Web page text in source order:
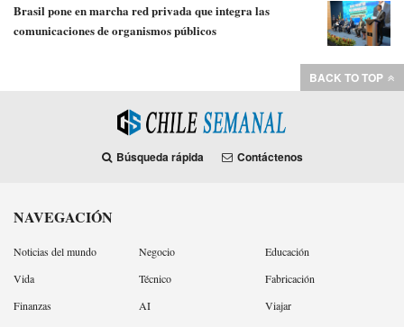
Brasil pone en marcha red privada que integra las
comunicaciones de organismos públicos
BACK TO TOP
Búsqueda rápida Contáctenos
NAVEGACIÓN
Noticias del mundo Negocio
Educación
Vida
Técnico
Fabricación
Finanzas
AI
Viajar